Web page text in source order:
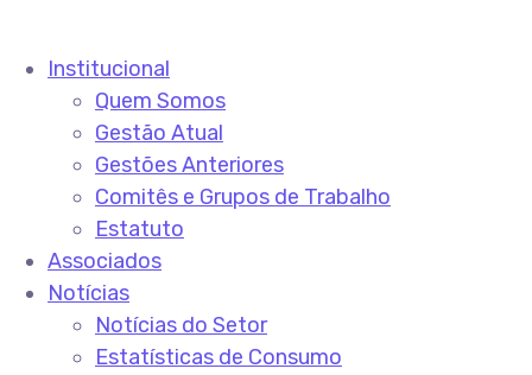
Institucional
Quem Somos
Gestão Atual
Gestões Anteriores
Comitês e Grupos de Trabalho
Estatuto
Associados
Notícias
Notícias do Setor
Estatísticas de Consumo